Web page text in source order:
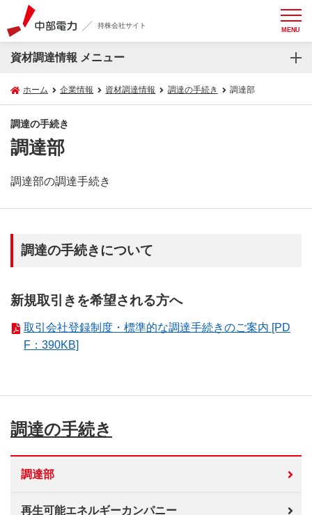
持株会社サイト MENU
資材調達情報 メニュー
ホーム 企業情報 資材調達情報 調達の手続き 調達部
調達の手続き
調達部
調達部の調達手続き
調達の手続きについて
新規取引きを希望される方へ
取引会社登録制度・標準的な調達手続きのご案内 [PD
F：390KB]
調達の手続き
調達部
再生可能エネルギーカンパニー